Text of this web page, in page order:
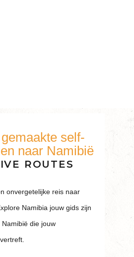
self-
naar Namibië
ROUTES
onvergetelijke reis naar
Namibia jouw gids zijn
die jouw